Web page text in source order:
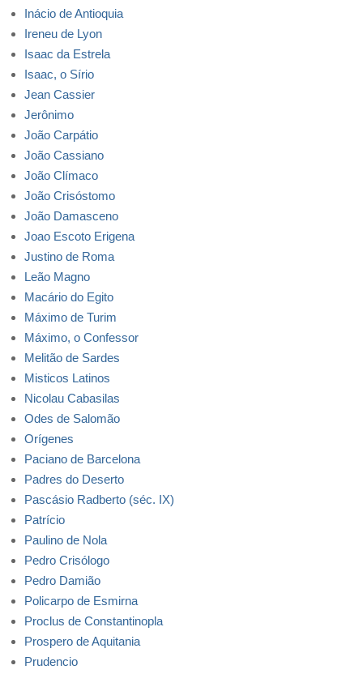
Inácio de Antioquia
Ireneu de Lyon
Isaac da Estrela
Isaac, o Sírio
Jean Cassier
Jerônimo
João Carpátio
João Cassiano
João Clímaco
João Crisóstomo
João Damasceno
Joao Escoto Erigena
Justino de Roma
Leão Magno
Macário do Egito
Máximo de Turim
Máximo, o Confessor
Melitão de Sardes
Misticos Latinos
Nicolau Cabasilas
Odes de Salomão
Orígenes
Paciano de Barcelona
Padres do Deserto
Pascásio Radberto (séc. IX)
Patrício
Paulino de Nola
Pedro Crisólogo
Pedro Damião
Policarpo de Esmirna
Proclus de Constantinopla
Prospero de Aquitania
Prudencio